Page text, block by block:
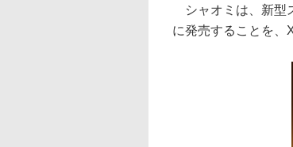
シャオミは、新型
に発売することを、